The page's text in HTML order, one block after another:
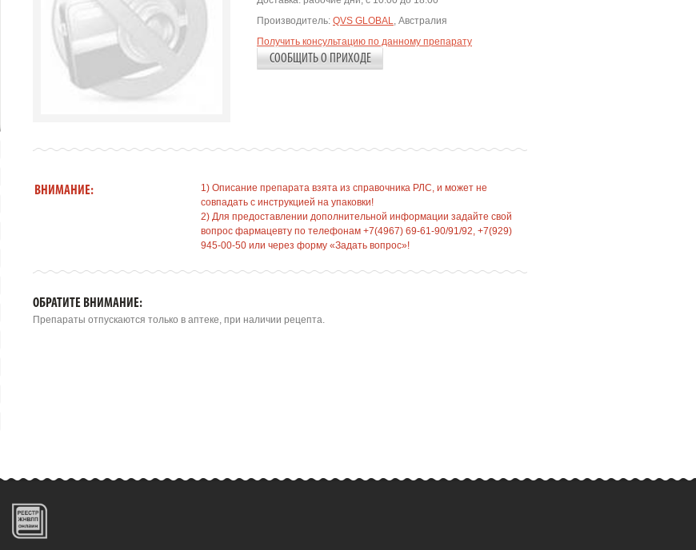
Производитель: QVS GLOBAL, Австралия
Получить консультацию по данному препарату
СООБЩИТЬ О ПРИХОДЕ
ВНИМАНИЕ:
1) Описание препарата взята из справочника РЛС, и может не
совпадать с инструкцией на упаковки!
2) Для предоставлении дополнительной информации задайте свой
вопрос фармацевту по телефонам +7(4967) 69-61-90/91/92, +7(929)
945-00-50 или через форму «Задать вопрос»!
ОБРАТИТЕ ВНИМАНИЕ:
Препараты отпускаются только в аптеке, при наличии рецепта.